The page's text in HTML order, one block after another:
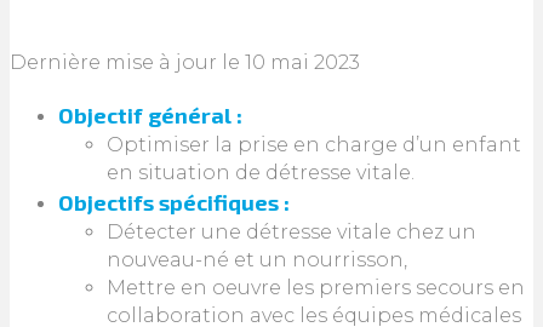
Dernière mise à jour le 10 mai 2023
Objectif général :
Optimiser la prise en charge d’un enfant
en situation de détresse vitale.
Objectifs spécifiques :
Détecter une détresse vitale chez un
nouveau-né et un nourrisson,
Mettre en oeuvre les premiers secours en
collaboration avec les équipes médicales